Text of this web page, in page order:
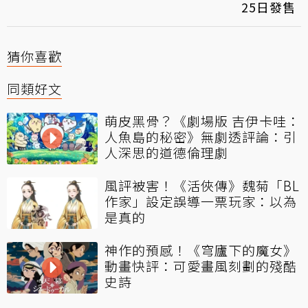
25日發售
猜你喜歡
同類好文
萌皮黑骨？《劇場版 吉伊卡哇：
人魚島的秘密》無劇透評論：引
人深思的道德倫理劇
風評被害！《活俠傳》魏菊「BL
作家」設定誤導一票玩家：以為
是真的
神作的預感！《穹廬下的魔女》
動畫快評：可愛畫風刻劃的殘酷
史詩